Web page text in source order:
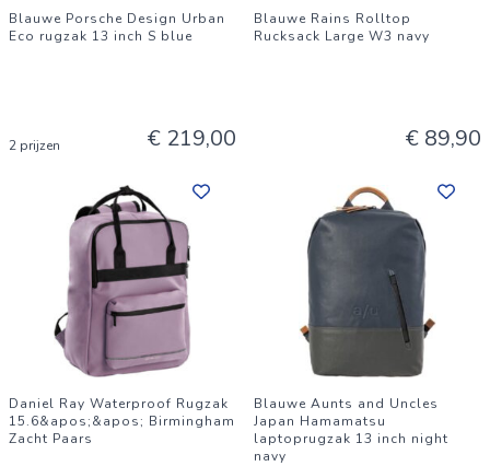
Blauwe Porsche Design Urban
Eco rugzak 13 inch S blue
2 prijzen € 219,00
Blauwe Rains Rolltop
Rucksack Large W3 navy
€ 89,90
Daniel Ray Waterproof Rugzak
15.6&apos;&apos; Birmingham
Zacht Paars
Blauwe Aunts and Uncles
Japan Hamamatsu
laptoprugzak 13 inch night
navy